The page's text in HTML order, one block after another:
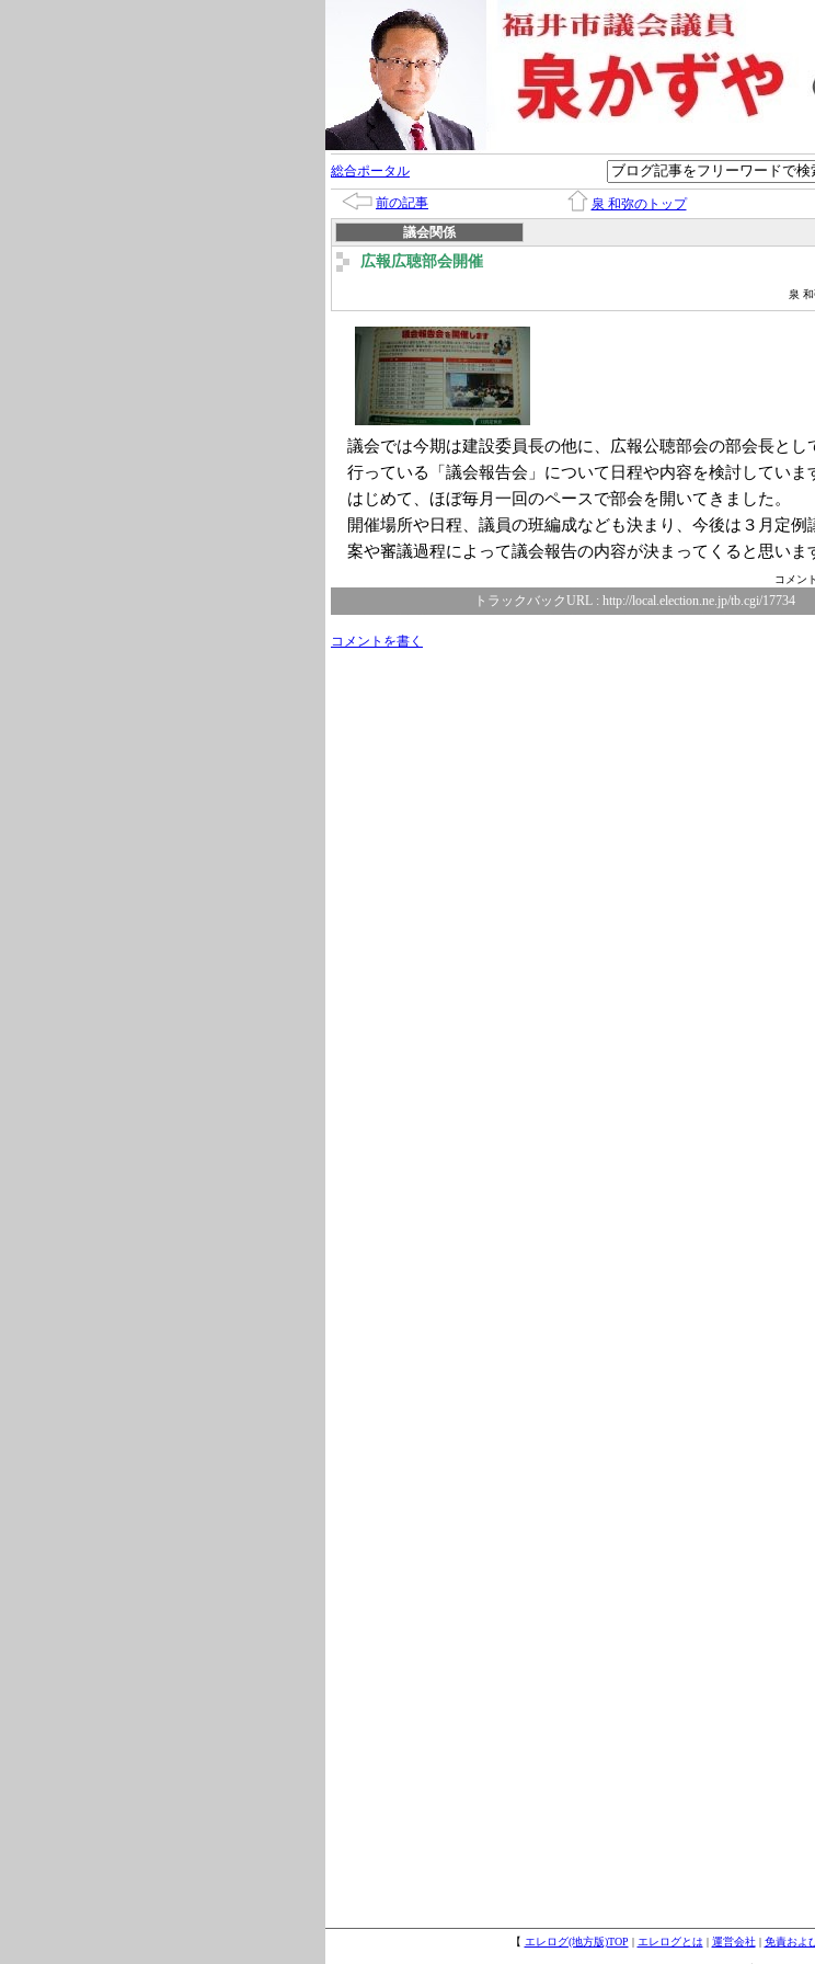
総合ポータル
前の記事 泉 和弥のトップ
議会関係
広報広聴部会開催
泉
議会では今期は建設委員長の他に、広報公聴部会の部会長とし
行っている「議会報告会」について日程や内容を検討していま
はじめて、ほぼ毎月一回のペースで部会を開いてきました。
開催場所や日程、議員の班編成なども決まり、今後は３月 定例
案や審議過程によって議会報告の内容が決まってくると思いま
コメン
トラックバックURL : http://local.election.ne.jp/tb.cgi/17734
コメントを書く
【 エレログ(地方版)TOP | エレログとは | 運営会社| 免責およ